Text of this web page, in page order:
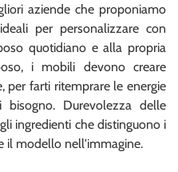
aziende che proponiamo
per personalizzare con
quotidiano e alla propria
i mobili devono creare
per farti ritemprare le energie
Durevolezza delle
ingredienti che distinguono i
il modello nell'immagine.